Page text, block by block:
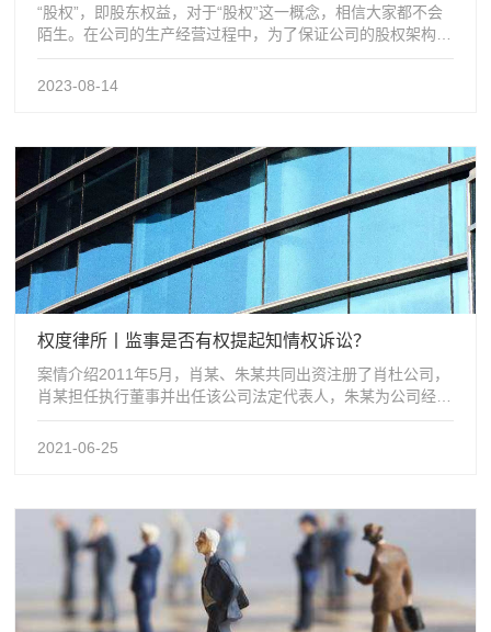
“股权”，即股东权益，对于“股权”这一概念，相信大家都不会
陌生。在公司的生产经营过程中，为了保证公司的股权架构符
合生产经营的需求，常常会遇到...
2023-08-14
权度律所丨监事是否有权提起知情权诉讼？
案情介绍2011年5月，肖某、朱某共同出资注册了肖杜公司，
肖某担任执行董事并出任该公司法定代表人，朱某为公司经
理，公司仅有一名监事为刘某。2...
2021-06-25